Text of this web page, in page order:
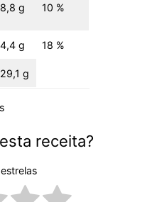
8,8 g 10 %
4,4 g 18 %
29,1 g
receita?